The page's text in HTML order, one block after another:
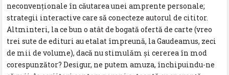
neconvenționale în căutarea unei amprente personale;
strategii interactive care să conecteze autorul de cititor.
Altminteri, la ce bun o atât de bogată ofertă de carte (vreo
trei sute de edituri au etalat împreună, la Gaudeamus, zeci
de mii de volume), dacă nu stimulăm și cererea în mod
corespunzător? Desigur, ne putem amuza, închipuindu-ne